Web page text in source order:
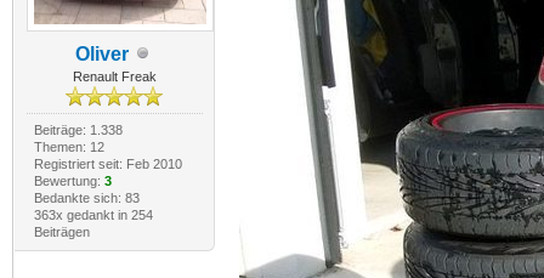
Oliver
Renault Freak
Beiträge: 1.338
Themen: 12
Registriert seit: Feb 2010
Bewertung: 3
Bedankte sich: 83
363x gedankt in 254
Beiträgen